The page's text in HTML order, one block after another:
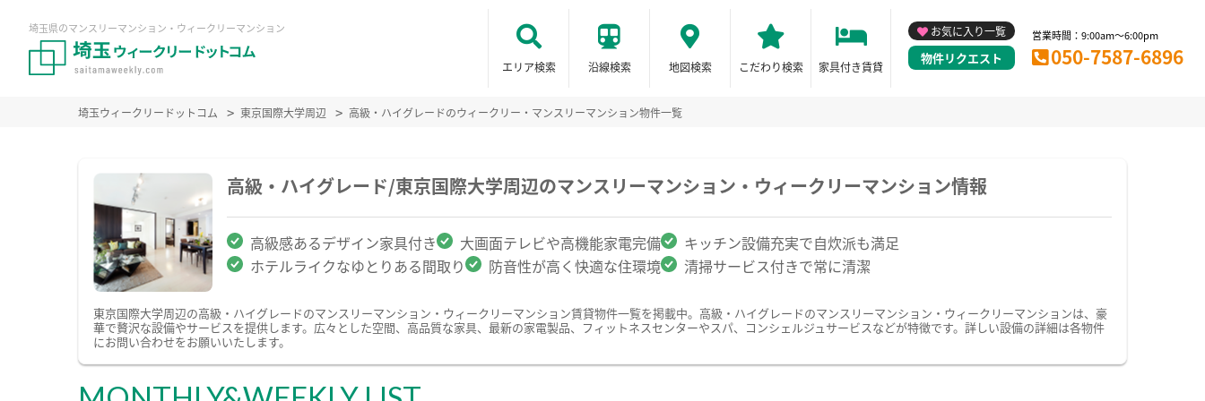
埼玉県のマンスリーマンション・ウィークリーマンション
エリア検索 沿線検索 地図検索 こだわり検索 家具付き賃貸
お気に入り一覧
物件リクエスト
営業時間：9:00am～6:00pm
050-7587-6896
埼玉ウィークリードットコム 東京国際大学周辺 高級・ハイグレードのウィークリー・マンスリーマンション物件一覧
高級・ハイグレード/東京国際大学周辺のマンスリーマンション・ウィークリーマンション情報
高級感あるデザイン家具付き 大画面テレビや高機能家電完備
キッチン設備充実で自炊派も満足
ホテルライクなゆとりある間取り
防音性が高く快適な住環境 清掃サービス付きで常に清潔
東京国際大学周辺の高級・ハイグレードのマンスリーマンション・ウィークリーマンション賃貸物件一覧を掲載中。高級・ハイグレードのマンスリーマンション・ウィークリーマンションは、豪
華で贅沢な設備やサービスを提供します。広々とした空間、高品質な家具、最新の家電製品、フィットネスセンターやスパ、コンシェルジュサービスなどが特徴です。詳しい設備の詳細は各物件
にお問い合わせをお願いいたします。